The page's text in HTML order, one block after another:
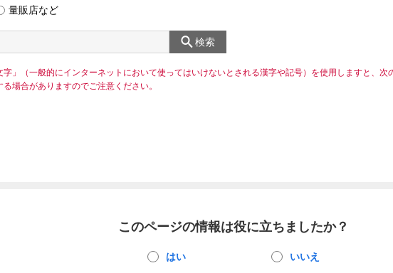
量販店など
検索
字」（一般的にインターネットにおいて使ってはいけないとされる漢字や記号）を使用しますと、次
場合がありますのでご注意ください。
このページの情報は役に立ちましたか？
はい いいえ